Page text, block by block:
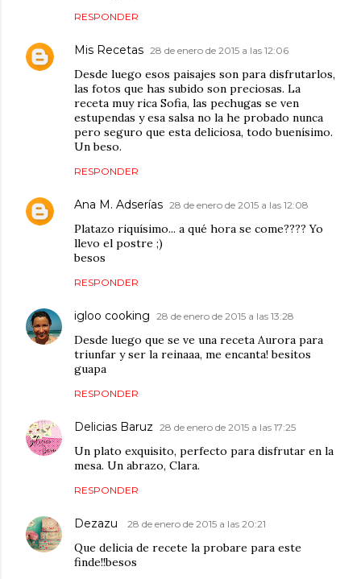
RESPONDER
Mis Recetas 28 de enero de 2015 a las 12:06
Desde luego esos paisajes son para disfrutarlos,
las fotos que has subido son preciosas. La
receta muy rica Sofia, las pechugas se ven
estupendas y esa salsa no la he probado nunca
pero seguro que esta deliciosa, todo buenísimo.
Un beso.
RESPONDER
Ana M. Adserías 28 de enero de 2015 a las 12:08
Platazo riquísimo... a qué hora se come???? Yo
llevo el postre ;)
besos
RESPONDER
igloo cooking 28 de enero de 2015 a las 13:28
Desde luego que se ve una receta Aurora para
triunfar y ser la reinaaa, me encanta! besitos
guapa
RESPONDER
Delicias Baruz 28 de enero de 2015 a las 17:25
Un plato exquisito, perfecto para disfrutar en la
mesa. Un abrazo, Clara.
RESPONDER
Dezazu 28 de enero de 2015 a las 20:21
Que delicia de recete la probare para este
finde!!besos